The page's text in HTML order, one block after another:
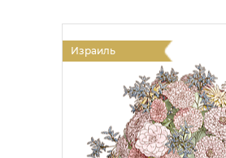
Израиль